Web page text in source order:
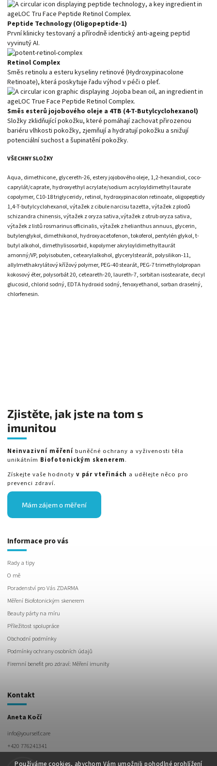
Používáme cookies, abychom Vám umožnili pohodlné prohlížení
Peptide Technology (Oligopeptide-1)
První klinicky testovaný a přírodně identický anti-ageing peptid
vyvinutý AI.
Retinol Complex
Směs retinolu a esteru kyseliny retinové (Hydroxypinacolone
Retinoate), která poskytuje řadu výhod v péči o pleť.
Směs esterů jojobového oleje a 4TB (4-T-Butylcyclohexanol)
Složky zklidňující pokožku, které pomáhají zachovat přirozenou
bariéru vlhkosti pokožky, zjemňují a hydratují pokožku a snižují
potenciální suchost a šupinatění pokožky.
VŠECHNY SLOŽKY
Aqua, dimethicone, glycereth-26, estery jojobového oleje, 1,2-hexandiol, coco-
caprylát/caprate, hydroxyethyl acrylate/sodium acryloyldimethyl taurate
copolymer, C10-18 triglyceridy, retinol, hydroxypinacolon retinoate, oligopeptidy
1,4-T-butylcyclohexanol, výtažek z cibule narcisu tazetta, výtažek z plodů
schizandra chinensis, výtažek z oryza sativa,výtažek z otrub oryza sativa,
výtažek z listů rosmarinus officinalis, výtažek z helianthus annuus, glycerin,
butylenglykol, dimethikonol, hydroxyacetofenon, tokoferol, pentylén glykol, t-
butyl alkohol, dimethylisosorbid, kopolymer akryloyldimethyltaurát
amonný/VP, polyisobuten, cetearylalkohol, glycerylstearát, polysilikon-11,
allylmethakrylátový křížový polymer, PEG-40 stearát, PEG-7 trimethylolpropan
kokosový éter, polysorbát 20, ceteareth-20, laureth-7, sorbitan isostearate, decyl
glucosid, chlorid sodný, EDTA hydroxid sodný, fenoxyethanol, sorban draselný,
chlorfenesin.
Zjistěte, jak jste na tom s
imunitou
Neinvazivní měření buněčné ochrany a vyživenosti těla
unikátním Biofotonickým skenerem.
Získejte vaše hodnoty v pár vteřinách a udělejte něco pro
prevenci zdraví.
Mám zájem o měření
Informace pro vás
Rady a tipy
O mě
Poradenství pro Vás ZDARMA
Měření Biofotonickým skenerem
Beauty párty na míru
Příležitost spolupráce
Obchodní podmínky
Podmínky ochrany osobních údajů
Firemní benefit pro zdraví: Měření imunity
Kontakt
Aneta Kočí
info@yourself.care
+420 776241341